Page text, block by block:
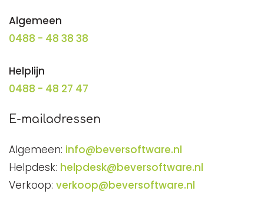
Algemeen
0488 - 48 38 38
Helplijn
0488 - 48 27 47
E-mailadressen
Algemeen: info@beversoftware.nl
Helpdesk: helpdesk@beversoftware.nl
Verkoop: verkoop@beversoftware.nl